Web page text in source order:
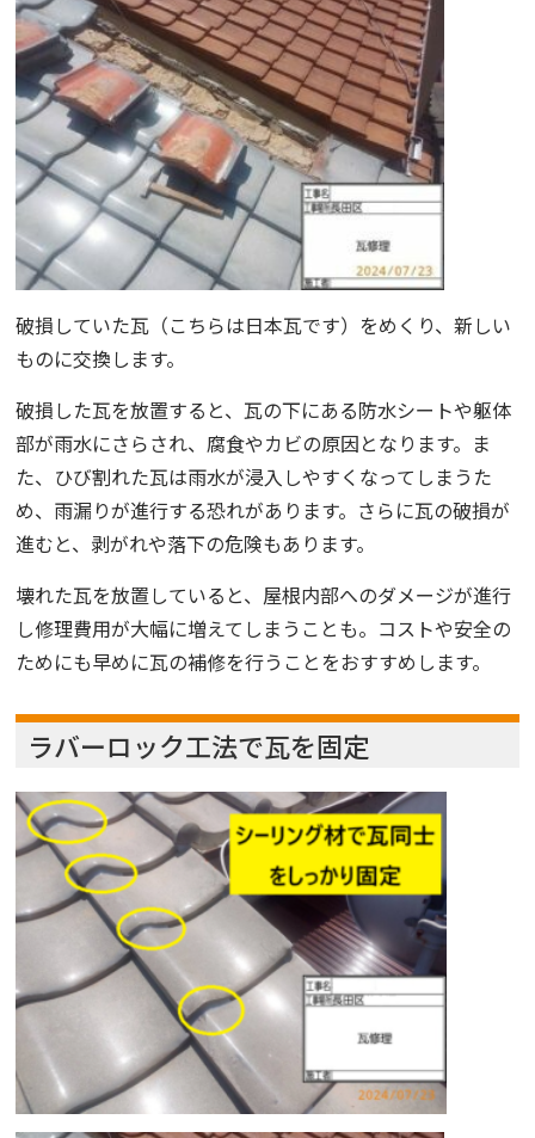
破損していた瓦（こちらは日本瓦です）をめくり、新しい
ものに交換します。
破損した瓦を放置すると、瓦の下にある防水シートや躯体
部が雨水にさらされ、腐食やカビの原因となります。ま
た、ひび割れた瓦は雨水が浸入しやすくなってしまうた
め、雨漏りが進行する恐れがあります。さらに瓦の破損が
進むと、剥がれや落下の危険もあります。
壊れた瓦を放置していると、屋根内部へのダメージが進行
し修理費用が大幅に増えてしまうことも。コストや安全の
ためにも早めに瓦の補修を行うことをおすすめします。
ラバーロック工法で瓦を固定